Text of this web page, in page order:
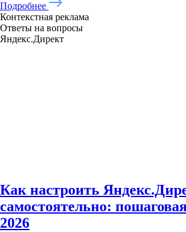
Подробнее
Контекстная реклама
Ответы на вопросы
Яндекс.Директ
Как настроить
самостоятельно:
2026